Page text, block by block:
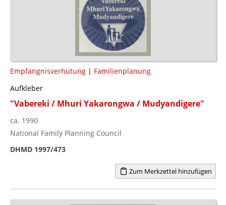
Empfängnisverhütung | Familienplanung
Aufkleber
"Vabereki / Mhuri Yakarongwa / Mudyandigere"
ca. 1990
National Family Planning Council
DHMD 1997/473
Zum Merkzettel hinzufügen